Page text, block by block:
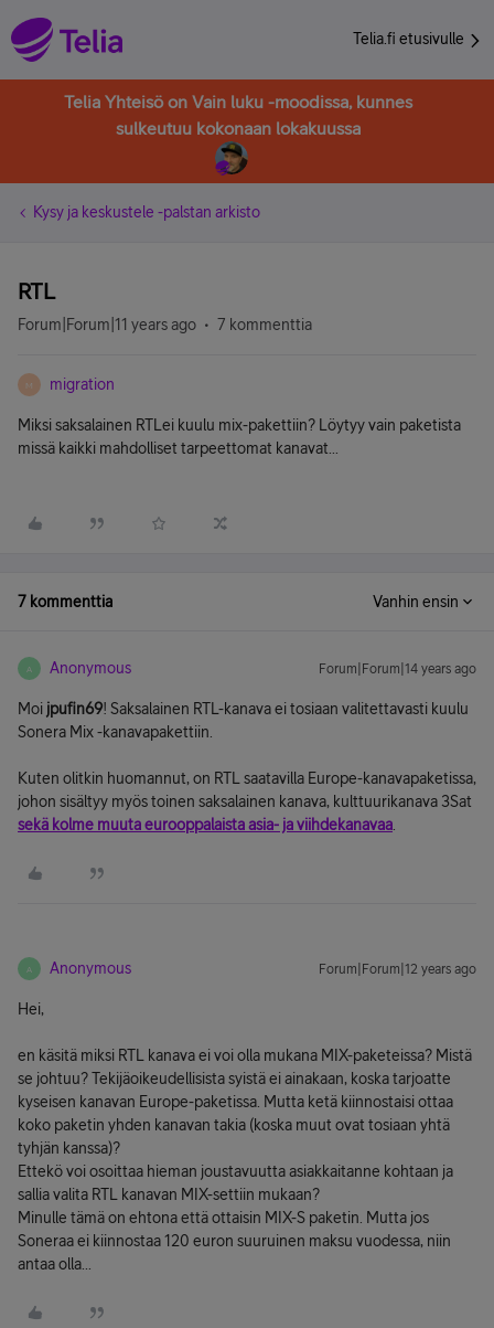
Telia.fi etusivulle
Telia Yhteisö on Vain luku -moodissa, kunnes
sulkeutuu kokonaan lokakuussa
Kysy ja keskustele -palstan arkisto
RTL
Forum|Forum|11 years ago 7 kommenttia
M migration
Miksi saksalainen RTLei kuulu mix-pakettiin? Löytyy vain paketista
missä kaikki mahdolliset tarpeettomat kanavat...
7 kommenttia Vanhin ensin
A Anonymous Forum|Forum|14 years ago
Moi jpufin69! Saksalainen RTL-kanava ei tosiaan valitettavasti kuulu
Sonera Mix -kanavapakettiin.
Kuten olitkin huomannut, on RTL saatavilla Europe-kanavapaketissa,
johon sisältyy myös toinen saksalainen kanava, kulttuurikanava 3Sat
sekä kolme muuta eurooppalaista asia- ja viihdekanavaa
A Anonymous Forum|Forum|12 years ago
Hei,
en käsitä miksi RTL kanava ei voi olla mukana MIX-paketeissa? Mistä
se johtuu? Tekijäoikeudellisista syistä ei ainakaan, koska tarjoatte
kyseisen kanavan Europe-paketissa. Mutta ketä kiinnostaisi ottaa
koko paketin yhden kanavan takia (koska muut ovat tosiaan yhtä
tyhjän kanssa)?
Ettekö voi osoittaa hieman joustavuutta asiakkaitanne kohtaan ja
sallia valita RTL kanavan MIX-settiin mukaan?
Minulle tämä on ehtona että ottaisin MIX-S paketin. Mutta jos
Soneraa ei kiinnostaa 120 euron suuruinen maksu vuodessa, niin
antaa olla...